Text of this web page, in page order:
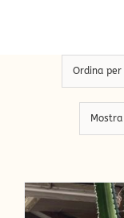
Ordina per
Mostra